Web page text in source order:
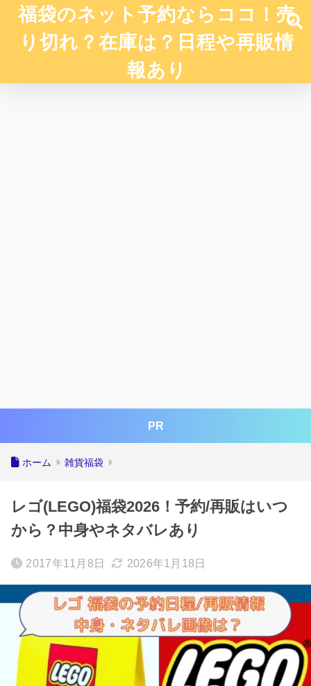
福袋のネット予約ならココ！売
り切れ？在庫は？日程や再販情
報あり
PR
ホーム 雑貨福袋
レゴ(LEGO)福袋2026！予約/再販はいつ
から？中身やネタバレあり
2017年11月8日 2026年1月18日